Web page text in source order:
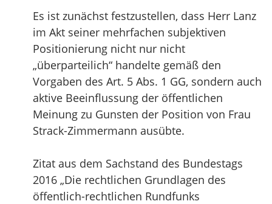
Es ist zunächst festzustellen, dass Herr Lanz
im Akt seiner mehrfachen subjektiven
Positionierung nicht nur nicht
„überparteilich“ handelte gemäß den
Vorgaben des Art. 5 Abs. 1 GG, sondern auch
aktive Beeinflussung der öffentlichen
Meinung zu Gunsten der Position von Frau
Strack-Zimmermann ausübte.
Zitat aus dem Sachstand des Bundestags
2016 „Die rechtlichen Grundlagen des
öffentlich-rechtlichen Rundfunks